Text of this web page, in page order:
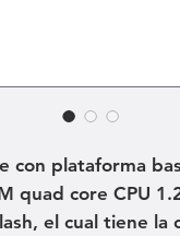
con plataforma
quad core CPU
el cual tiene la